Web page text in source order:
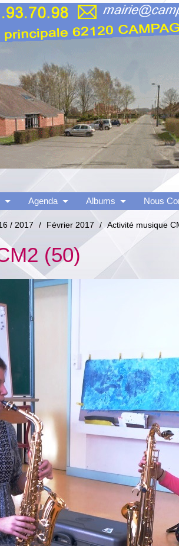
Agenda Albums Nous
/ 2017 / Février 2017 / Activité musique
(50)